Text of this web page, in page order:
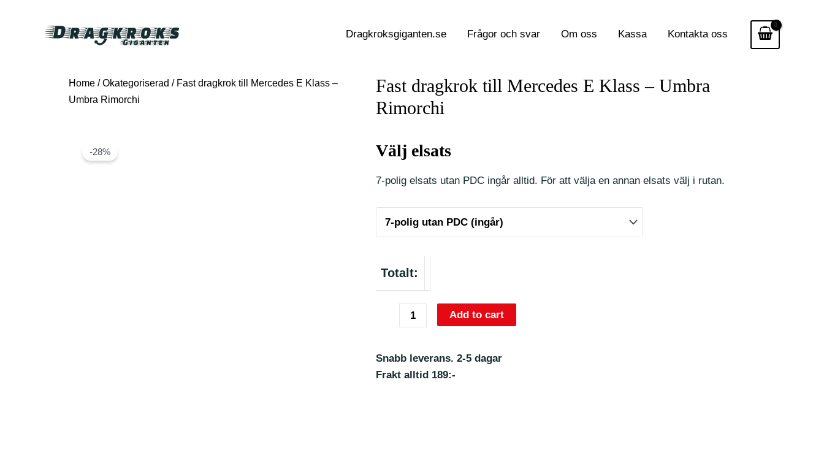
Dragkroksgiganten.se Frågor och svar Om oss Kassa Kontakta oss
Home /Okategoriserad / Fast dragkrok till Mercedes E Klass –
Umbra Rimorchi
-28%
Fast dragkrok till Mercedes E Klass – Umbra
Rimorchi
Välj elsats
7-polig elsats utan PDC ingår alltid. För att välja en annan elsats välj i rutan.
Totalt:
Add to cart
Snabb leverans. 2-5 dagar
Frakt alltid 189:-